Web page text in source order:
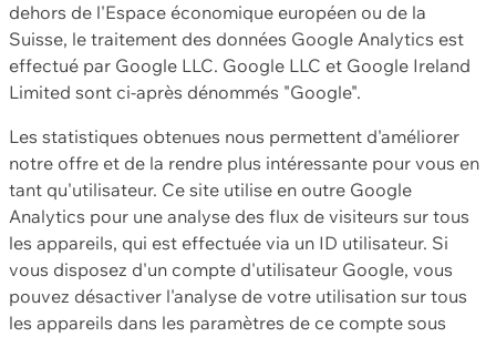
dehors de l'Espace économique européen ou de la
Suisse, le traitement des données Google Analytics est
effectué par Google LLC. Google LLC et Google Ireland
Limited sont ci-après dénommés "Google".
Les statistiques obtenues nous permettent d'améliorer
notre offre et de la rendre plus intéressante pour vous en
tant qu'utilisateur. Ce site utilise en outre Google
Analytics pour une analyse des flux de visiteurs sur tous
les appareils, qui est effectuée via un ID utilisateur. Si
vous disposez d'un compte d'utilisateur Google, vous
pouvez désactiver l'analyse de votre utilisation sur tous
les appareils dans les paramètres de ce compte sous